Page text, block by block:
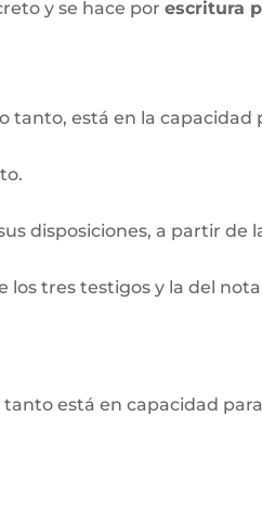
y se hace porescritura
tanto, está en la capacidad
disposiciones, a partir de
los tres testigos y la del
está en capacidad